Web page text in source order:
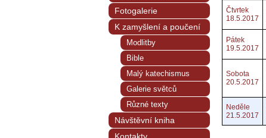
Čtvrtek
18.5.2017
Pátek
19.5.2017
Sobota
20.5.2017
Neděle
21.5.2017
Fotogalerie
K zamyšlení a poučení
Modlitby
Bible
Malý katechismus
Galerie světců
Různé texty
Návštěvní kniha